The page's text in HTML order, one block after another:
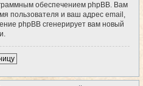
обеспечением phpBB. Вам
пользователя и ваш адрес email,
phpBB сгенерирует вам новый